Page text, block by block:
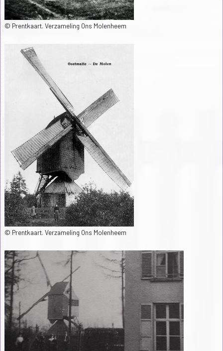
© Prentkaart. Verzameling Ons Molenheem
© Prentkaart. Verzameling Ons Molenheem